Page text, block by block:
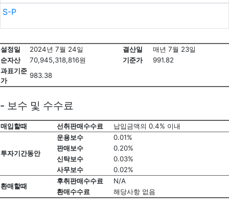
S-P
설정일 2024년 7월 24일 결산일
매년 7월 23일
순자산
70,945,318,816원 기준가
991.82
과표기준
가
983.38
- 보수 및 수수료
매입할때 선취판매수수료 납입금액의 0.4% 이내
투자기간동안
운용보수
0.01%
판매보수
0.20%
신탁보수
0.03%
사무보수
0.02%
환매할때
후취판매수수료
N/A
환매수수료
해당사항 없음